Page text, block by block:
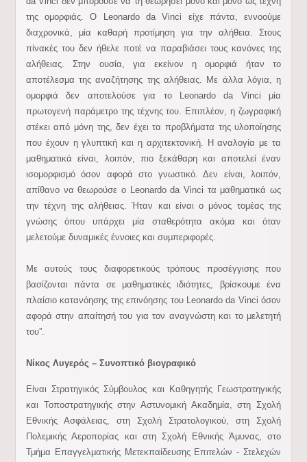
της ομορφιάς. Ο Leonardo da Vinci είχε πάντα, εννοούμε
διαχρονικά, μία καθαρή προτίμηση για την αλήθεια. Στους
πίνακές του δεν ήθελε ποτέ να παραβιάσει τους κανόνες της
αλήθειας. Στην ουσία, για εκείνον η ομορφιά ήταν το
αποτέλεσμα της αναζήτησης της αλήθειας. Με άλλα λόγια, η
ομορφιά δεν αποτελούσε για το Leonardo da Vinci μία
πρωτογενή παράμετρο της τέχνης του. Επιπλέον, η ζωγραφική
στέκει από μόνη της, δεν έχει τα προβλήματα της υλοποίησης
που έχουν η γλυπτική και η αρχιτεκτονική. Η αναλογία με τα
μαθηματικά είναι, λοιπόν, πιο ξεκάθαρη και αποτελεί έναν
ισομορφισμό όσον αφορά στο γνωστικό. Δεν είναι, λοιπόν,
απίθανο να θεωρούσε ο Leonardo da Vinci τα μαθηματικά ως
την τέχνη της αλήθειας. Ήταν και είναι ο μόνος τομέας της
γνώσης όπου υπάρχει μία σταθερότητα ακόμα και όταν
μελετούμε δυναμικές έννοιες και συμπεριφορές.
Με αυτούς τους διαφορετικούς τρόπους προσέγγισης που
βασίζονται πάντα σε μαθηματικές ιδιότητες, βρίσκουμε ένα
πλαίσιο κατανόησης της επινόησης του Leonardo da Vinci όσον
αφορά στην απαίτησή του για τον αναγνώστη και το μελετητή
του”.
Νίκος Λυγερός – Συνοπτικό βιογραφικό
Είναι Στρατηγικός Σύμβουλος και Καθηγητής Γεωστρατηγικής
και Τοποστρατηγικής στην Αστυνομική Ακαδημία, στη Σχολή
Εθνικής Ασφάλειας, στη Σχολή Στρατολογικού, στη Σχολή
Πολεμικής Αεροπορίας και στη Σχολή Εθνικής Άμυνας, στο
Τμήμα Επαγγελματικής Μετεκπαίδευσης Επιτελών - Στελεχών